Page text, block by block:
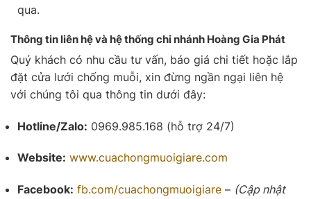
qua.
Thông tin liên hệ và hệ thống chi nhánh Hoàng Gia Phát
Quý khách có nhu cầu tư vấn, báo giá chi tiết hoặc lắp
đặt cửa lưới chống muỗi, xin đừng ngần ngại liên hệ
với chúng tôi qua thông tin dưới đây:
Hotline/Zalo: 0969.985.168 (hỗ trợ 24/7)
Website: www.cuachongmuoigiare.com
Facebook: fb.com/cuachongmuoigiare – (Cập nhật